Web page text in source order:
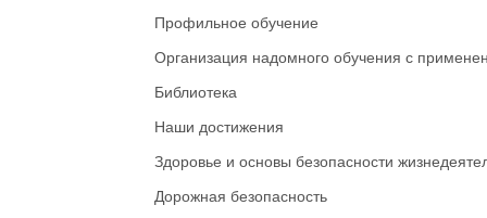
Профильное обучение
Организация надомного обучения с
Библиотека
Наши достижения
Здоровье и основы безопасности
Дорожная безопасность